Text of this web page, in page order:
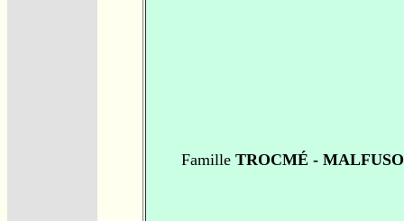
Famille TROCMÉ -